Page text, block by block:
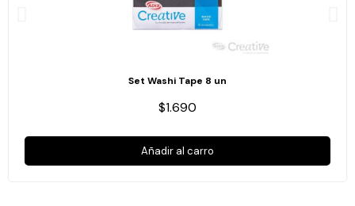
Set Washi Tape 8 un
$1.690
Añadir al carro